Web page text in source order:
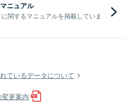
ニュアル
関するマニュアルを掲載していま
ているデータについて
更案内